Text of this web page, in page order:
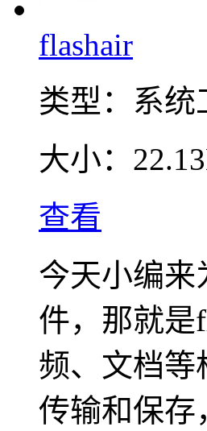
flashair
类型： 系统
大小：
查看
今天小编来
件，那就是
频、文档等
传输和保存